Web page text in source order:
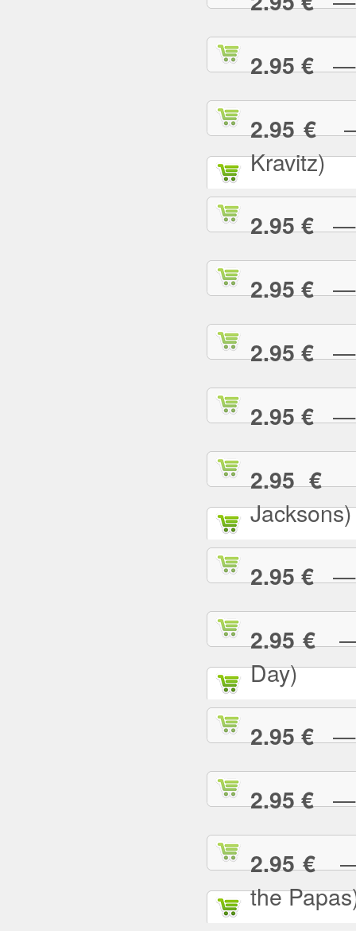
2.95 €—
2.95 €—
Kravitz)
2.95 €—
2.95 €—
2.95 €—
2.95 €—
2.95 €—
Jacksons)
2.95 €—
2.95 €—
Day)
2.95 €—
2.95 €—
2.95 €—
the